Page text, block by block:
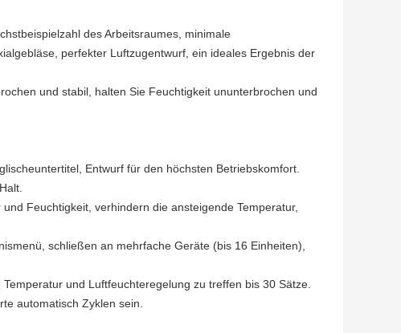
des Arbeitsraumes, minimale
perfekter Luftzugentwurf, ein ideales Ergebnis der
und stabil, halten Sie Feuchtigkeit ununterbrochen und
Entwurf für den höchsten Betriebskomfort.
Feuchtigkeit, verhindern die ansteigende Temperatur,
schließen an mehrfache Geräte (bis 16 Einheiten),
und Luftfeuchteregelung zu treffen bis 30 Sätze.
automatisch Zyklen sein.